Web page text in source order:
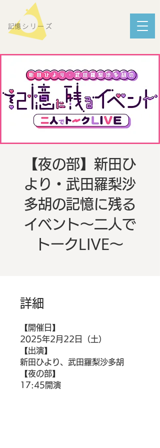
​記憶シリーズ
【夜の部】新田ひ
より・武田羅梨沙
多胡の記憶に残る
イベント～二人で
トークLIVE～
詳細
【開催日】
2025年2月22日（土）
【出演】
新田ひより、武田羅梨沙多胡
【夜の部】